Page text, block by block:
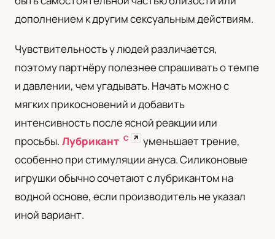
дополнением к другим сексуальным действиям.
Чувствительность у людей различается,
поэтому партнёру полезнее спрашивать о темпе
и давлении, чем угадывать. Начать можно с
мягких прикосновений и добавить
интенсивность после ясной реакции или
просьбы. Лубрикант С ↗ уменьшает трение,
особенно при стимуляции ануса. Силиконовые
игрушки обычно сочетают с лубрикантом на
водной основе, если производитель не указал
иной вариант.